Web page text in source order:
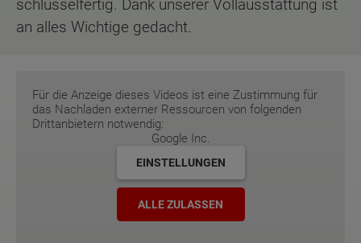
schlüsselfertig. Dank unserer Vollausstattung ist
an alles Wichtige gedacht.
Für die Anzeige dieses Videos ist eine Zustimmung für
das Nachladen externer Ressourcen von folgenden
Drittanbietern notwendig:
Google Inc.
EINSTELLUNGEN
ALLE ZULASSEN